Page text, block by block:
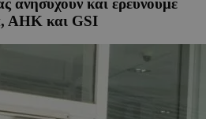
ΑΗΚ και GSI